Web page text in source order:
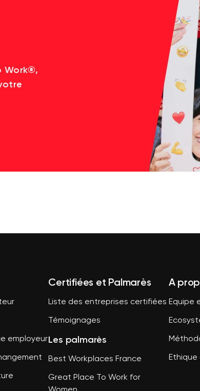
Work®,
employeur
Certifiées et Palmarès
Liste des entreprises certifiées
Témoignages
Les palmarès
Best Workplaces France
Great Place To Work for
A
Equipe